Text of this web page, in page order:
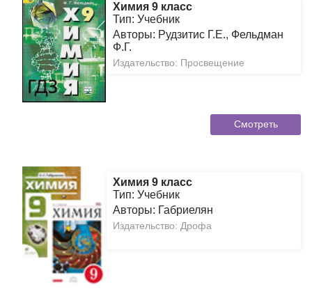
Химия 9 класс
Тип: Учебник
Авторы: Рудзитис Г.Е., Фельдман
Ф.Г.
Издательство: Просвещение
Смотреть
Химия 9 класс
Тип: Учебник
Авторы: Габриелян
Издательство: Дрофа